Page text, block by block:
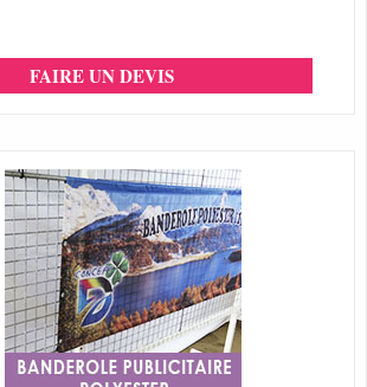
FAIRE UN DEVIS